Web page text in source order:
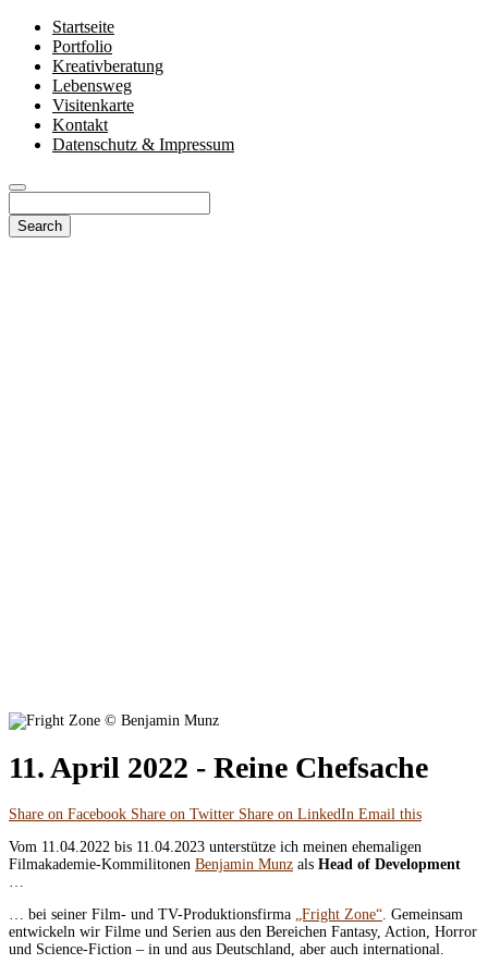
Startseite
Portfolio
Kreativberatung
Lebensweg
Visitenkarte
Kontakt
Datenschutz & Impressum
11. April 2022 - Reine Chefsache
Share on Facebook Share on Twitter Share on LinkedIn Email this
Vom 11.04.2022 bis 11.04.2023 unterstütze ich meinen ehemaligen
Filmakademie-Kommilitonen Benjamin Munz als Head of Development
… bei seiner Film- und TV-Produktionsfirma
„Fright Zone“ . Gemeinsam
entwickeln wir Filme und Serien aus den Bereichen Fantasy, Action, Horror
und Science-Fiction – in und aus Deutschland, aber auch international.